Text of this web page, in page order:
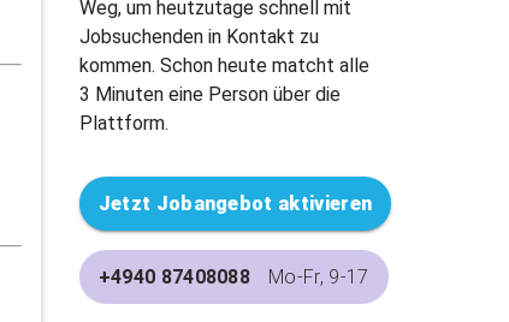
Weg, um heutzutage schnell mit
Jobsuchenden in Kontakt zu
kommen. Schon heute matcht alle
3 Minuten eine Person über die
Plattform.
Jetzt Jobangebot aktivieren
+4940 87408088 Mo-Fr, 9-17